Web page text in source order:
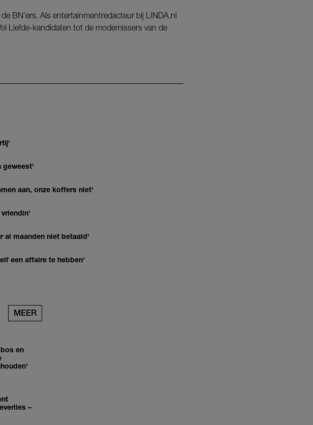
BN’ers. Als entertainmentredacteur bij LINDA.nl
Liefde-kandidaten tot de modemissers van de
geweest'
aan, onze koffers niet'
al maanden niet betaald'
een affaire te hebben'
MEER
en
–